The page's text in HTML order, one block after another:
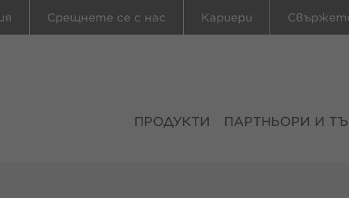
Срещнете се с нас Кариери
ПРОДУКТИ ПАРТНЬОРИ И